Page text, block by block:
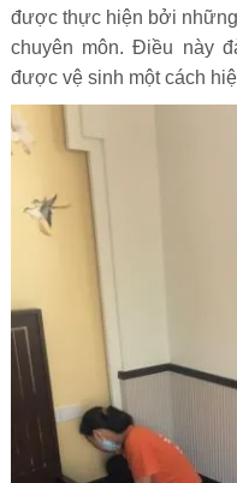
được thực hiện bởi
chuyên môn. Điều này
được vệ sinh một cách